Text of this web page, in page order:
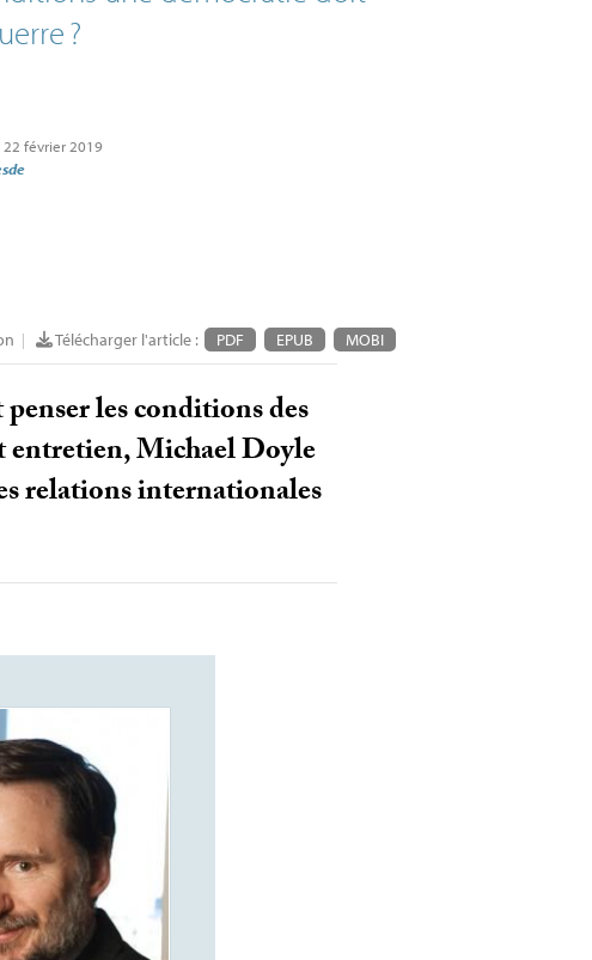
?
22 février 2019
| Télécharger l'article : PDF EPUB MOBI
les conditions des
entretien, Michael Doyle
relations internationales